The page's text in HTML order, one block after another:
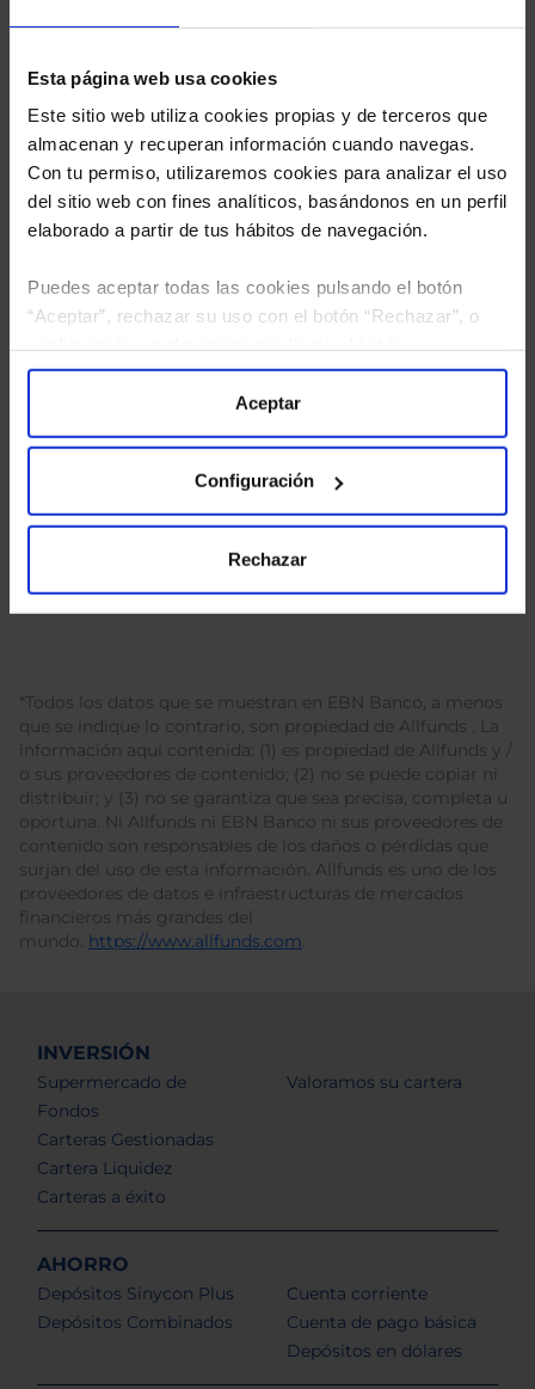
Esta página web usa cookies
Este sitio web utiliza cookies propias y de terceros que
almacenan y recuperan información cuando navegas.
Con tu permiso, utilizaremos cookies para analizar el uso
del sitio web con fines analíticos, basándonos en un perfil
elaborado a partir de tus hábitos de navegación.
Puedes aceptar todas las cookies pulsando el botón
“Aceptar”, rechazar su uso con el botón “Rechazar”, o
“Configuración”. Consulta nuestraPolítica
para más información.
Aceptar
Configuración
Rechazar
He leídola política de privacidady consiento el
tratamiento de mis datos personales.
*Todos los datos que se muestran en EBN Banco, a menos
que se indique lo contrario, son propiedad de Allfunds . La
información aquí contenida: (1) es propiedad de Allfunds y /
o sus proveedores de contenido; (2) no se puede copiar ni
distribuir; y (3) no se garantiza que sea precisa, completa u
oportuna. Ni Allfunds ni EBN Banco ni sus proveedores de
contenido son responsables de los daños o pérdidas que
surjan del uso de esta información. Allfunds es uno de los
proveedores de datos e infraestructuras de mercados
financieros más grandes del
mundo. https://www.allfunds.com.
INVERSIÓN
Supermercado de
Fondos
Carteras Gestionadas
Cartera Liquidez
Carteras a éxito
Valoramos su cartera
AHORRO
Depósitos Sinycon Plus
Depósitos Combinados
Cuenta corriente
Cuenta de pago básica
Depósitos en dólares